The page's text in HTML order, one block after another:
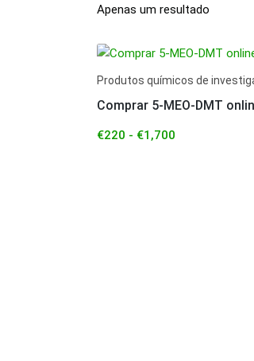
Apenas um resultado
Produtos químicos de
Comprar 5-MEO-DMT
€220 - €1,700